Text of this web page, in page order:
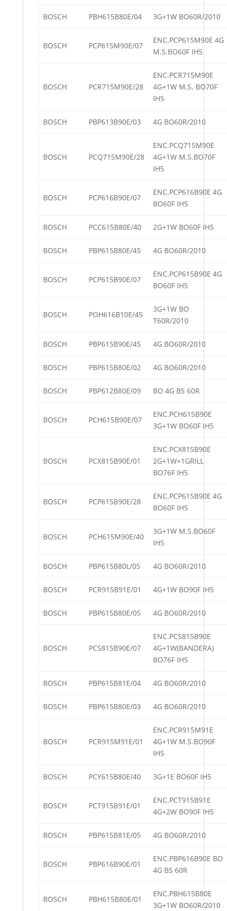
BOSCH PBH615B80E/04 3G+1W BO60R/2010
BOSCH PCP615M90E/07
ENC.PCP615M90E 4G
M.S.BO60F IH5
BOSCH PCR715M90E/28
ENC.PCR715M90E
4G+1W M.S. BO70F
IH5
BOSCH PBP613B90E/03 4G BO60R/2010
BOSCH PCQ715M90E/28
ENC.PCQ715M90E
4G+1W M.S.BO70F
IH5
BOSCH PCP616B90E/07
ENC.PCP616B90E 4G
BO60F IH5
BOSCH PCC615B80E/40 2G+1W BO60F IH5
BOSCH PBP615B80E/45 4G BO60R/2010
BOSCH PCP615B90E/07
ENC.PCP615B90E 4G
BO60F IH5
BOSCH POH616B10E/45
3G+1W BO
T60R/2010
BOSCH PBP615B90E/45 4G BO60R/2010
BOSCH PBP615B80E/02 4G BO60R/2010
BOSCH PBP612B80E/09 BO 4G BS 60R
BOSCH PCH615B90E/07
ENC.PCH615B90E
3G+1W BO60F IH5
BOSCH PCX815B90E/01
ENC.PCX815B90E
2G+1W+1GRILL
BO76F IH5
BOSCH PCP615B90E/28
ENC.PCP615B90E 4G
BO60F IH5
BOSCH PCH615M90E/40
3G+1W M.S.BO60F
IH5
BOSCH PBP615B80L/05 4G BO60R/2010
BOSCH PCR915B91E/01 4G+1W BO90F IH5
BOSCH PBP615B80E/05 4G BO60R/2010
BOSCH PCS815B90E/07
ENC.PCS815B90E
4G+1W(BANDERA)
BO76F IH5
BOSCH PBP615B81E/04 4G BO60R/2010
BOSCH PBP615B80E/03 4G BO60R/2010
BOSCH PCR915M91E/01
ENC.PCR915M91E
4G+1W M.S.BO90F
IH5
BOSCH PCY615B80E/40 3G+1E BO60F IH5
BOSCH PCT915B91E/01
ENC.PCT915B91E
4G+2W BO90F IH5
BOSCH PBP615B81E/05 4G BO60R/2010
BOSCH PBP616B90E/01
ENC.PBP616B90E BO
4G BS 60R
BOSCH PBH615B80E/01
ENC.PBH615B80E
3G+1W BO60R/2010